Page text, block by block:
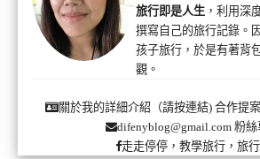
旅行即是人生 ，利用深
撰寫自己的旅行記錄。
孩子旅行，於是有著背
觀。
關於我的詳細介紹（請按連結)合作提
difenyblog@gmail.com 粉絲
走走停停，教學旅行，旅